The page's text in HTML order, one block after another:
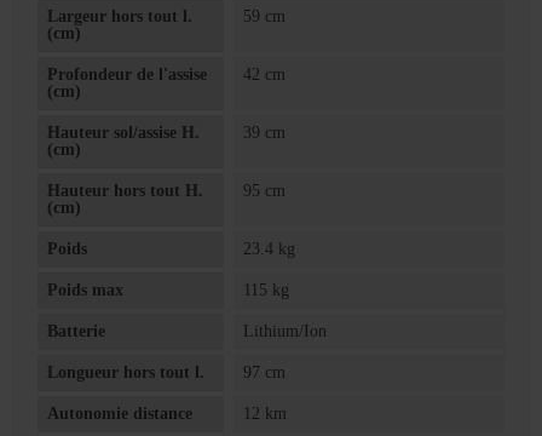
Largeur hors tout l.
(cm)
59 cm
Profondeur de l'assise
(cm)
42 cm
Hauteur sol/assise H.
(cm)
39 cm
Hauteur hors tout H.
(cm)
95 cm
Poids 23.4 kg
Poids max 115 kg
Batterie Lithium/Ion
Longueur hors tout l. 97 cm
Autonomie distance 12 km